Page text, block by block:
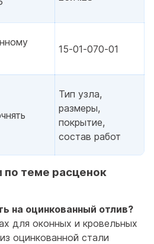
15‑01‑070‑01
Тип узла,
размеры,
покрытие,
состав работ
теме расценок
на оцинкованный отлив?
для оконных и кровельных
оцинкованной стали